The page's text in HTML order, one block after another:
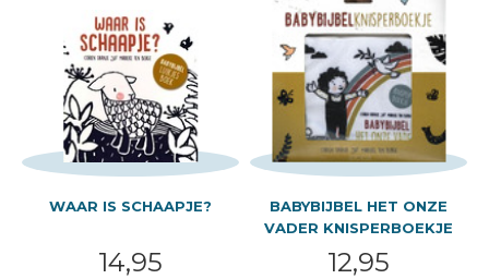
WAAR IS SCHAAPJE?
14,95
BABYBIJBEL HET ONZE
VADER KNISPERBOEKJE
12,95